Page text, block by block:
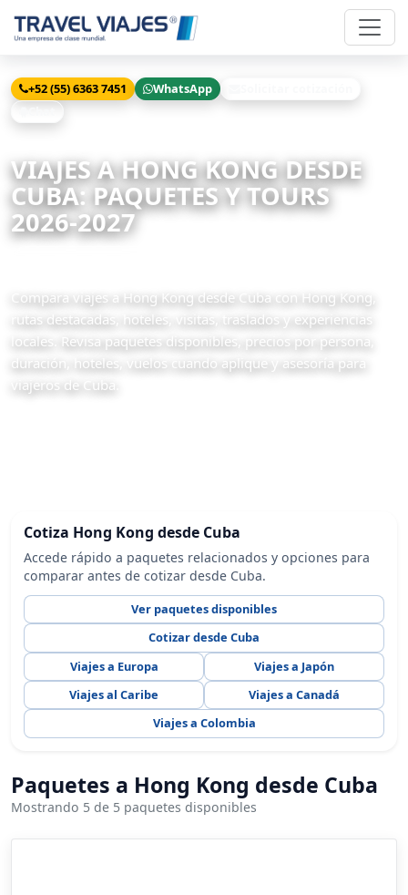
+52 (55) 6363 7451 WhatsApp
VIAJES A HONG KONG DESDE
CUBA: PAQUETES Y TOURS
2026-2027
Compara viajes a Hong Kong desde Cuba con Hong Kong,
rutas destacadas, hoteles, visitas, traslados y experiencias
locales. Revisa paquetes disponibles, precios por persona,
duración, hoteles, vuelos cuando aplique y asesoría para
viajeros de Cuba.
Cotiza Hong Kong desde Cuba
Accede rápido a paquetes relacionados y opciones para
comparar antes de cotizar desde Cuba.
Ver paquetes disponibles
Cotizar desde Cuba
Viajes a Europa
Viajes a Japón
Viajes al Caribe
Viajes a Canadá
Viajes a Colombia
Paquetes a Hong Kong desde Cuba
Mostrando 5 de 5 paquetes disponibles